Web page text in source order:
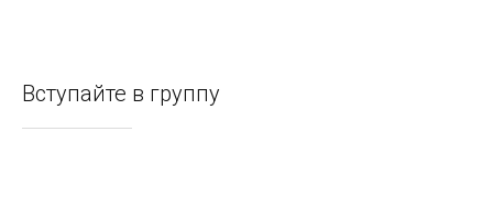
Вступайте в группу